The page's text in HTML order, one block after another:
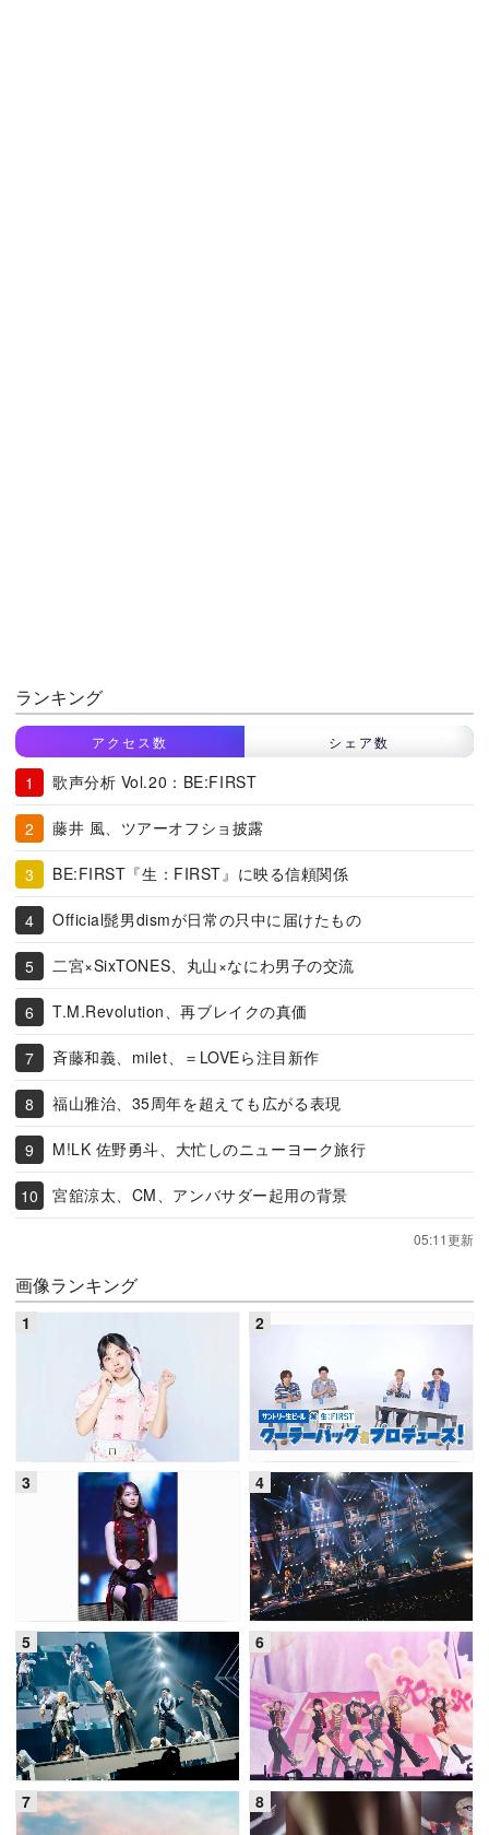
ランキング
アクセス数 シェア数
歌声分析 Vol.20：BE:FIRST
藤井 風、ツアーオフショ披露
BE:FIRST『生：FIRST』に映る信頼関係
Official髭男dismが日常の只中に届けたもの
二宮×SixTONES、丸山×なにわ男子の交流
T.M.Revolution、再ブレイクの真価
斉藤和義、milet、＝LOVEら注目新作
福山雅治、35周年を超えても広がる表現
M!LK 佐野勇斗、大忙しのニューヨーク旅行
宮舘涼太、CM、アンバサダー起用の背景
05:11更新
画像ランキング